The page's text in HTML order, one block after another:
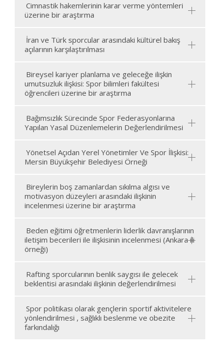
Cimnastik hakemlerinin karar verme yöntemleri
üzerine bir araştırma
İran ve Türk sporcular arasındaki kültürel bakış
açılarının karşılaştırılması
Bireysel kariyer planlama ve geleceğe ilişkin
umutsuzluk ilişkisi: Spor bilimleri fakültesi
öğrencileri üzerine bir araştırma
Bağımsızlık Sürecinde Spor Federasyonlarına
Yapılan Yasal Düzenlemelerin Değerlendirilmesi
Yönetsel Açıdan Yerel Yönetimler Ve Spor İlişkisi:
Mersin Büyükşehir Belediyesi Örneği
Bireylerin boş zamanlardan sıkılma algısı ve
motivasyon düzeyleri arasındaki ilişkinin
incelenmesi üzerine bir araştırma
Beden eğitimi öğretmenlerin liderlik davranışlarının
iletişim becerileri ile ilişkisinin incelenmesi (Ankara ili
örneği)
Rafting sporcularının benlik saygısı ile gelecek
beklentisi arasındaki ilişkinin değerlendirilmesi
Spor politikası olarak gençlerin sportif aktivitelere
yönlendirilmesi , sağlıklı beslenme ve obezite
farkındalığı